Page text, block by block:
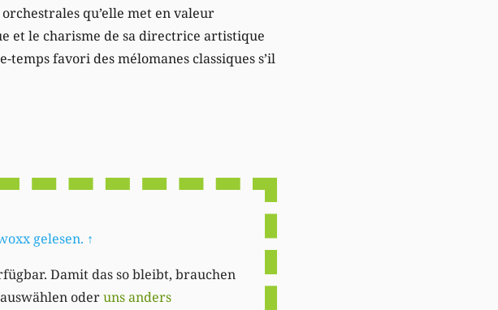
qu’elle met en valeur
et le charisme de sa directrice artistique
favori des mélomanes classiques s’il
gelesen. ↑
Damit das so bleibt, brauchen
oderuns anders